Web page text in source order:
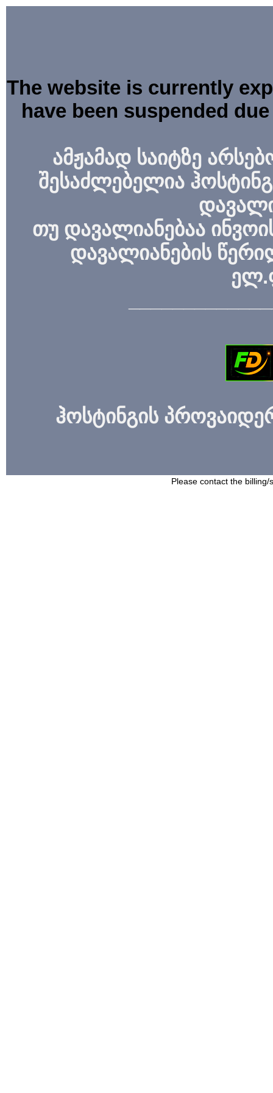
The website is currently
have been suspended
ამჟამად საიტზე
შესაძლებელია
თუ დავალიანებაა
დავალიანების
ჰოსტინგის
Please contact the